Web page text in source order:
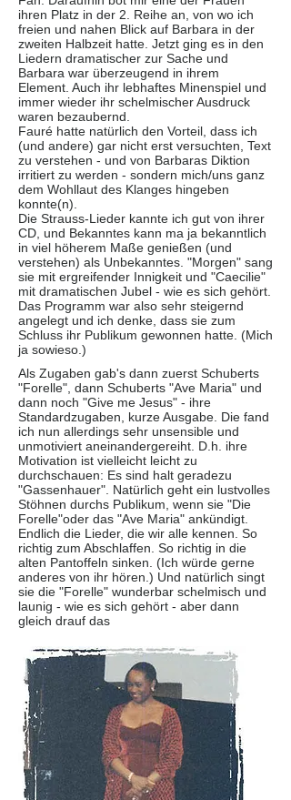
ihren Platz in der 2. Reihe an, von wo ich
freien und nahen Blick auf Barbara in der
zweiten Halbzeit hatte. Jetzt ging es in den
Liedern dramatischer zur Sache und
Barbara war überzeugend in ihrem
Element. Auch ihr lebhaftes Minenspiel und
immer wieder ihr schelmischer Ausdruck
waren bezaubernd.
Fauré hatte natürlich den Vorteil, dass ich
(und andere) gar nicht erst versuchten, Text
zu verstehen - und von Barbaras Diktion
irritiert zu werden - sondern mich/uns ganz
dem Wohllaut des Klanges hingeben
konnte(n).
Die Strauss-Lieder kannte ich gut von ihrer
CD, und Bekanntes kann ma ja bekanntlich
in viel höherem Maße genießen (und
verstehen) als Unbekanntes. "Morgen" sang
sie mit ergreifender Innigkeit und "Caecilie"
mit dramatischen Jubel - wie es sich gehört.
Das Programm war also sehr steigernd
angelegt und ich denke, dass sie zum
Schluss ihr Publikum gewonnen hatte. (Mich
ja sowieso.)
Als Zugaben gab's dann zuerst Schuberts
"Forelle", dann Schuberts "Ave Maria" und
dann noch "Give me Jesus" - ihre
Standardzugaben, kurze Ausgabe. Die fand
ich nun allerdings sehr unsensible und
unmotiviert aneinandergereiht. D.h. ihre
Motivation ist vielleicht leicht zu
durchschauen: Es sind halt geradezu
"Gassenhauer". Natürlich geht ein lustvolles
Stöhnen durchs Publikum, wenn sie "Die
Forelle"oder das "Ave Maria" ankündigt.
Endlich die Lieder, die wir alle kennen. So
richtig zum Abschlaffen. So richtig in die
alten Pantoffeln sinken. (Ich würde gerne
anderes von ihr hören.) Und natürlich singt
sie die "Forelle" wunderbar schelmisch und
launig - wie es sich gehört - aber dann
gleich drauf das